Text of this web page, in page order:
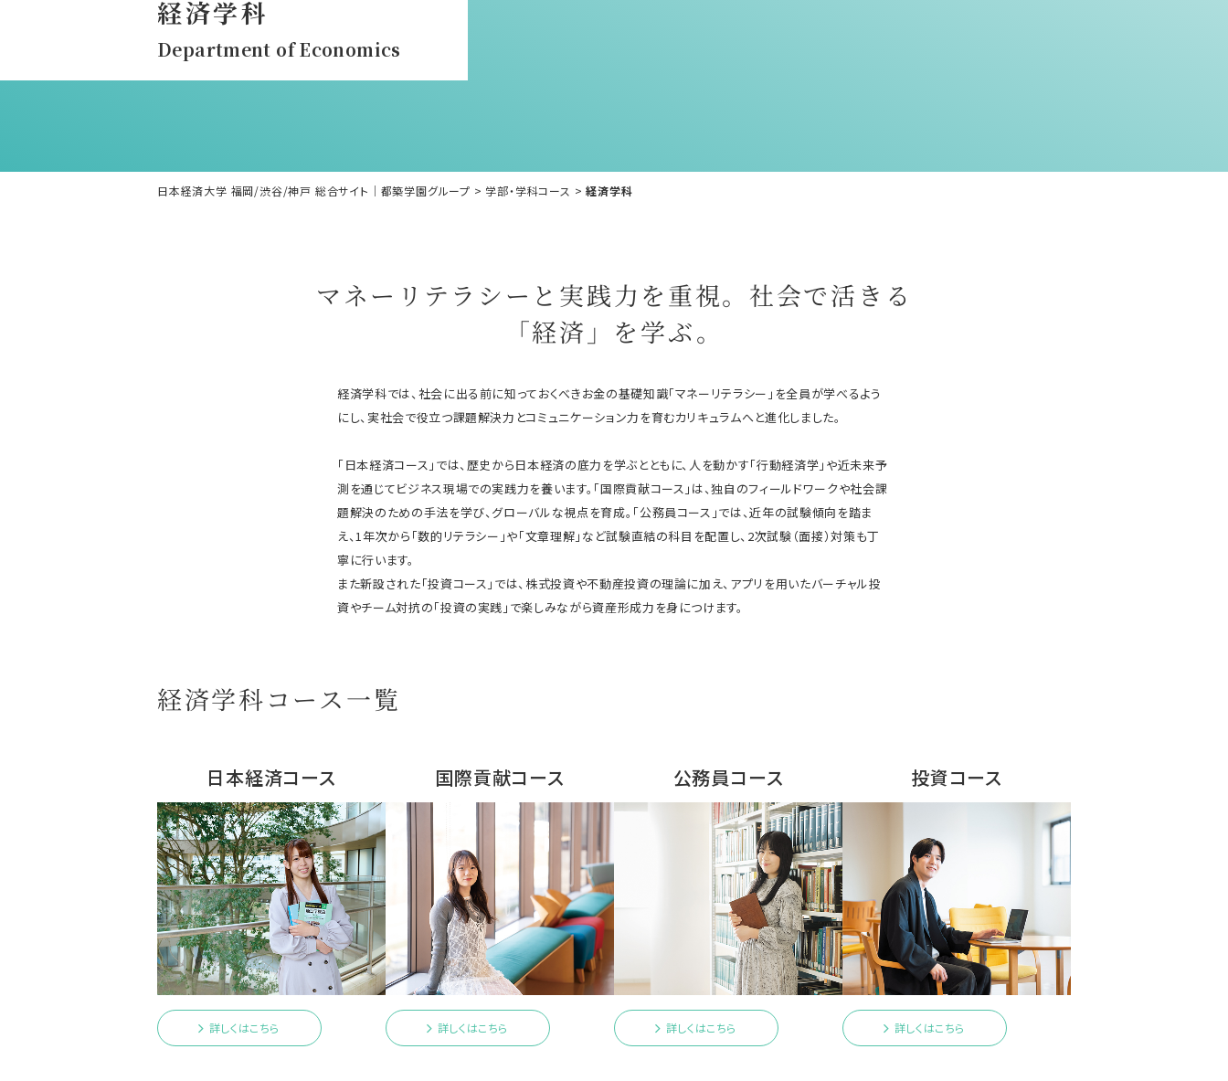
経済学科
Department of Economics
日本経済大学 福岡/渋谷/神戸 総合サイト｜都築学園グループ > 学部・学科コース >経済学科
マネーリテラシーと実践力を重視。社会で活きる
「経済」を学ぶ。
経済学科では、社会に出る前に知っておくべきお金の基礎知識「マネーリテラシー」を全員が学べるよう
にし、実社会で役立つ課題解決力とコミュニケーション力を育むカリキュラムへと進化しました。
「日本経済コース」では、歴史から日本経済の底力を学ぶとともに、人を動かす「行動経済学」や近未来予
測を通じてビジネス現場での実践力を養います。「国際貢献コース」は、独自のフィールドワークや社会課
題解決のための手法を学び、グローバルな視点を育成。「公務員コース」では、近年の試験傾向を踏ま
え、1年次から「数的リテラシー」や「文章理解」など試験直結の科目を配置し、2次試験（面接）対策も丁
寧に行います。
また新設された「投資コース」では、株式投資や不動産投資の理論に加え、アプリを用いたバーチャル投
資やチーム対抗の「投資の実践」で楽しみながら資産形成力を身につけます。
経済学科コース一覧
日本経済コース
詳しくはこちら
国際貢献コース
詳しくはこちら
公務員コース
詳しくはこちら
投資コース
詳しくはこちら